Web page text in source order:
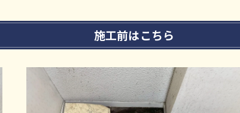
施工前はこちら